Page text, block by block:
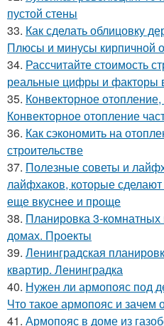
пустой стены
33. Как сделать облицовку
Плюсы и минусы кирпичной
34. Рассчитайте стоимость
реальные цифры и факторы
35. Конвекторное отопление,
Конвекторное отопление
36. Как сэкономить на
строительстве
37. Полезные советы и
лайфхаков, которые
еще вкуснее и проще
38. Планировка 3-
домах. Проекты
39. Ленинградская
квартир. Ленинградка
40. Нужен ли армопояс под
Что такое армопояс и зачем
41. Армопояс в доме из